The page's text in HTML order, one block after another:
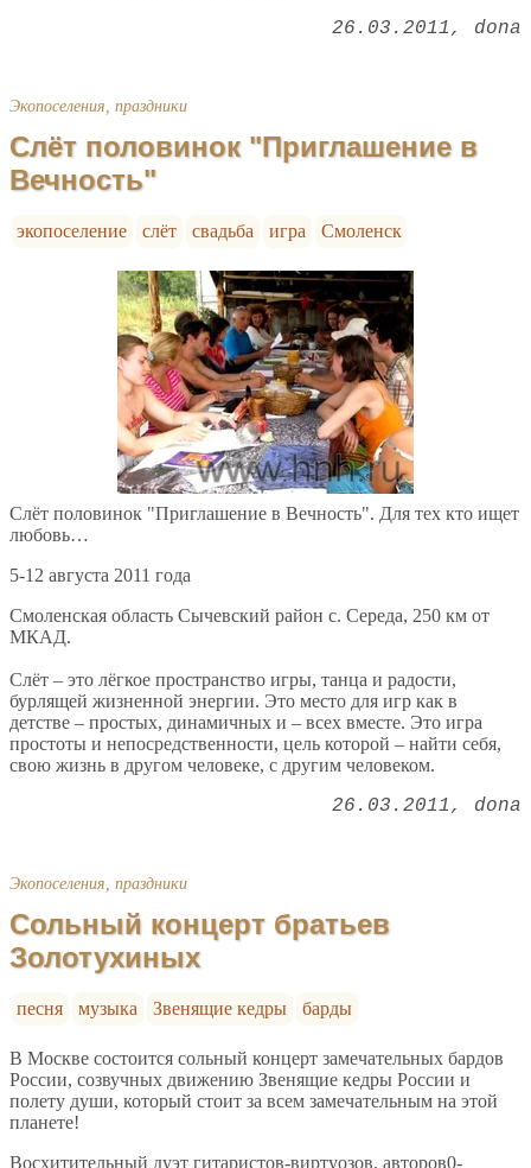
26.03.2011 dona
Экопоселения, праздники
Слёт половинок "Приглашение в
Вечность"
экопоселение слёт свадьба игра Смоленск
Слёт половинок "Приглашение в Вечность". Для тех кто ищет
любовь…
5-12 августа 2011 года
Смоленская область Сычевский район с. Середа, 250 км от
МКАД.
Слёт – это лёгкое пространство игры, танца и радости,
бурлящей жизненной энергии. Это место для игр как в
детстве – простых, динамичных и – всех вместе. Это игра
простоты и непосредственности, цель которой – найти себя,
свою жизнь в другом человеке, с другим человеком.
26.03.2011 dona
Экопоселения, праздники
Cольный концерт братьев
Золотухиных
песня музыка Звенящие кедры барды
В Москве состоится сольный концерт замечательных бардов
России, созвучных движению Звенящие кедры России и
полету души, который стоит за всем замечательным на этой
планете!
Восхитительный дуэт гитаристов-виртуозов, авторов0-